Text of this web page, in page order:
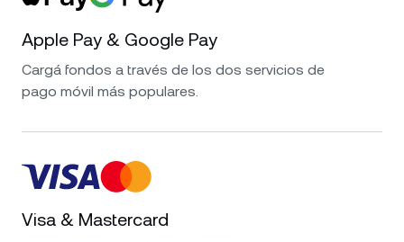
Apple Pay & Google Pay
Cargá fondos a través de los dos servicios de
pago móvil más populares.
Visa & Mastercard